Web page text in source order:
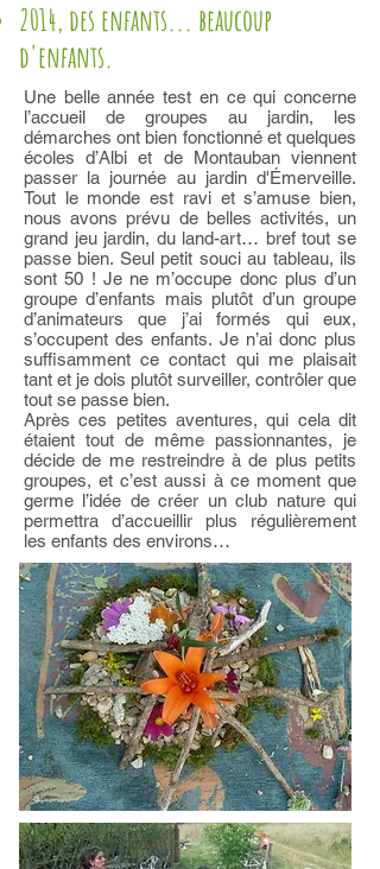
2014, des enfants... beaucoup
d'enfants.
Une belle année test en ce qui concerne
l’accueil de groupes au jardin, les
démarches ont bien fonctionné et quelques
écoles d’Albi et de Montauban viennent
passer la journée au jardin d'Émerveille.
Tout le monde est ravi et s’amuse bien,
nous avons prévu de belles activités, un
grand jeu jardin, du land-art… bref tout se
passe bien. Seul petit souci au tableau, ils
sont 50 ! Je ne m’occupe donc plus d’un
groupe d’enfants mais plutôt d’un groupe
d’animateurs que j’ai formés qui eux,
s’occupent des enfants. Je n’ai donc plus
suffisamment ce contact qui me plaisait
tant et je dois plutôt surveiller, contrôler que
tout se passe bien.
Après ces petites aventures, qui cela dit
étaient tout de même passionnantes, je
décide de me restreindre à de plus petits
groupes, et c’est aussi à ce moment que
germe l’idée de créer un club nature qui
permettra d’accueillir plus régulièrement
les enfants des environs…